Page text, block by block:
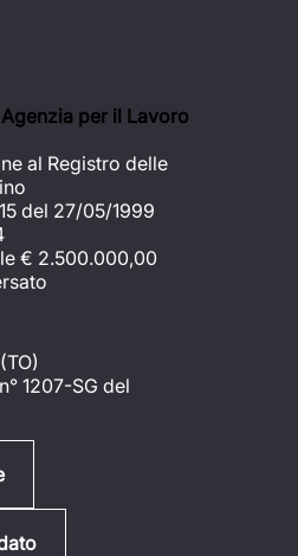
per il Lavoro
al Registro delle
del 27/05/1999
€ 2.500.000,00
1207-SG del